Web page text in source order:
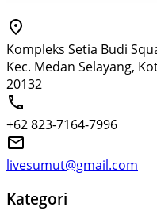
Kompleks Setia Budi
Kec. Medan Selayang,
20132
+62 823-7164-7996
livesumut@gmail.com
Kategori